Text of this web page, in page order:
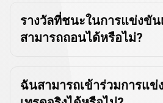
รางวัลที่ชนะในการแข่งขัน
สามารถถอนได้หรือไม่?
ฉันสามารถเข้าร่วมการแ